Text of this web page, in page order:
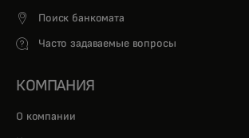
Поиск банкомата
Часто задаваемые вопросы
КОМПАНИЯ
О компании